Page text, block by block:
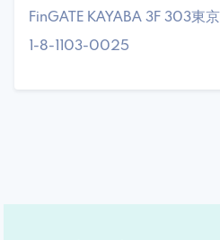
FinGATE KAYABA 3F 303東
1-8-1103-0025